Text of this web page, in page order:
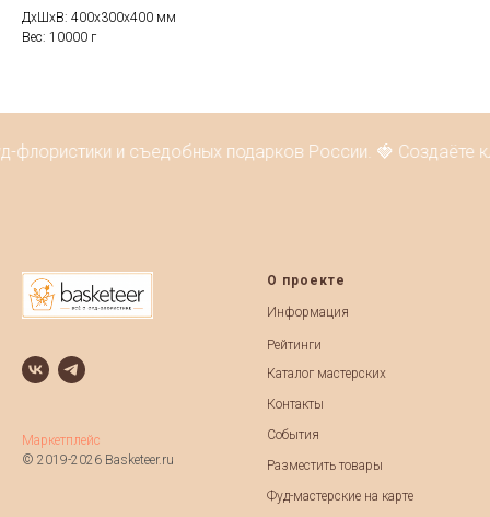
ДxШxВ: 400x300x400 мм
Вес: 10000 г
и съедобных подарков России. 🍓 Создаёте
Маркетплейс
© 2019-2026 Basketeer.ru
О проекте
Информация
Рейтинги
Каталог мастерских
Контакты
События
Разместить товары
Фуд-мастерские на карте